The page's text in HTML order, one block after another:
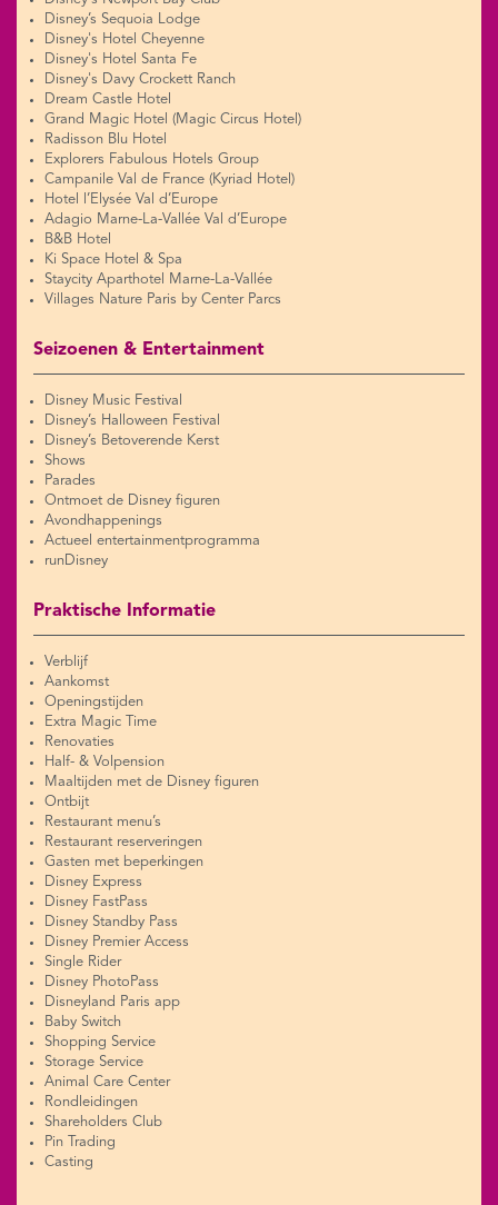
Disney’s Sequoia Lodge
Disney's Hotel Cheyenne
Disney's Hotel Santa Fe
Disney's Davy Crockett Ranch
Dream Castle Hotel
Grand Magic Hotel (Magic Circus Hotel)
Radisson Blu Hotel
Explorers Fabulous Hotels Group
Campanile Val de France (Kyriad Hotel)
Hotel l’Elysée Val d’Europe
Adagio Marne-La-Vallée Val d’Europe
B&B Hotel
Ki Space Hotel & Spa
Staycity Aparthotel Marne-La-Vallée
Villages Nature Paris by Center Parcs
Seizoenen & Entertainment
Disney Music Festival
Disney’s Halloween Festival
Disney’s Betoverende Kerst
Shows
Parades
Ontmoet de Disney figuren
Avondhappenings
Actueel entertainmentprogramma
runDisney
Praktische Informatie
Verblijf
Aankomst
Openingstijden
Extra Magic Time
Renovaties
Half- & Volpension
Maaltijden met de Disney figuren
Ontbijt
Restaurant menu’s
Restaurant reserveringen
Gasten met beperkingen
Disney Express
Disney FastPass
Disney Standby Pass
Disney Premier Access
Single Rider
Disney PhotoPass
Disneyland Paris app
Baby Switch
Shopping Service
Storage Service
Animal Care Center
Rondleidingen
Shareholders Club
Pin Trading
Casting